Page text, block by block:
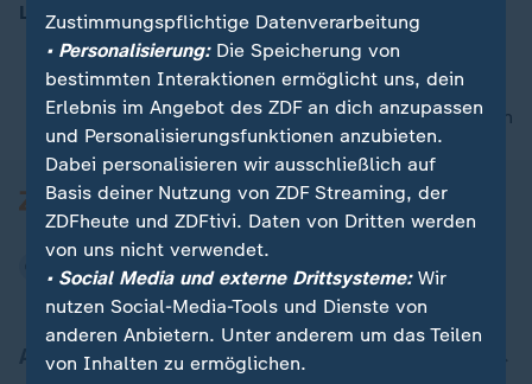
Leben. Die Absturzursache ist noch unklar.
nach oben
Aktuell bei ZDFheute
Zustimmungspflichtige Datenverarbeitung
• Personalisierung:Die Speicherung von
bestimmten Interaktionen ermöglicht uns, dein
Erlebnis im Angebot des ZDF an dich anzupassen
und Personalisierungsfunktionen anzubieten.
Dabei personalisieren wir ausschließlich auf
Basis deiner Nutzung von ZDF Streaming, der
ZDFheute und ZDFtivi. Daten von Dritten werden
von uns nicht verwendet.
• Social Media und externe Drittsysteme:Wir
nutzen Social-Media-Tools und Dienste von
anderen Anbietern. Unter anderem um das Teilen
von Inhalten zu ermöglichen.